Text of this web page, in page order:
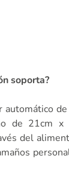
soporta?
de 21cm x
del